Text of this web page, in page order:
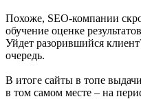
Похоже, SEO-компании
обучение оценке
Уйдет разорившийся
очередь.
В итоге сайты в топе
в том самом месте – на